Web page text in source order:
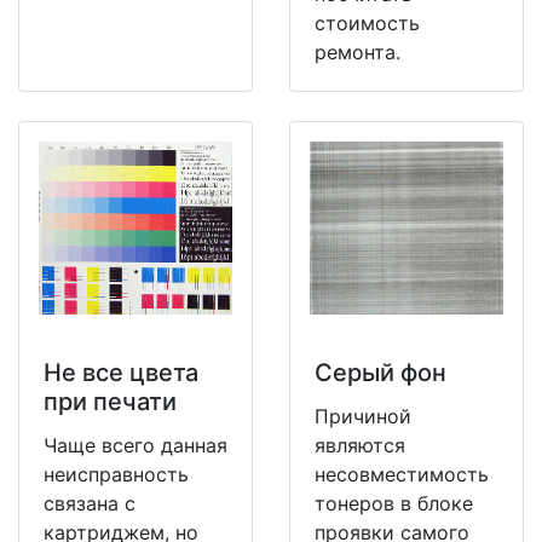
стоимость
ремонта.
Не все цвета
при печати
Чаще всего данная
неисправность
связана с
картриджем, но
Серый фон
Причиной
являются
несовместимость
тонеров в блоке
проявки самого